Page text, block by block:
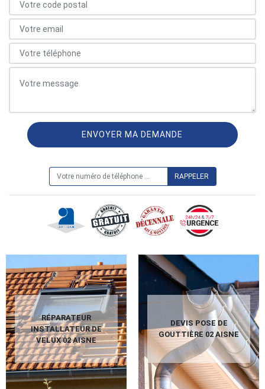
RÉPARATEUR
INSTALLATEUR DE
VELUX 02 AISNE
DEVIS POSE DE
GOUTTIÈRE 02 AISNE